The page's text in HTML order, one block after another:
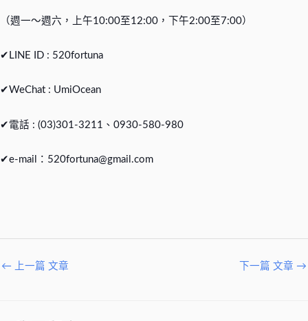
（週一～週六，上午10:00至12:00，下午2:00至7:00）
✔LINE ID : 520fortuna
✔WeChat : UmiOcean
✔電話 : (03)301-3211、0930-580-980
✔e-mail： 520fortuna@gmail.com
← 上一篇 文章 下一篇 文章 →